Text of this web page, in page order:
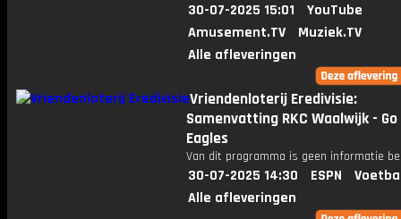
30-07-2025 15:01
YouTube
Amusement.TV
Muziek.TV
Alle afleveringen
Vriendenloterij Eredivisie:
Samenvatting RKC Waalwijk -
Eagles
Van dit programma is geen informatie
30-07-2025 14:30 ESPN
Alle afleveringen